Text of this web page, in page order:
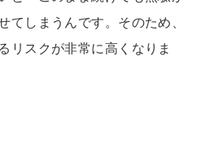
てしまうんです。そのため、
リスクが非常に高くなりま